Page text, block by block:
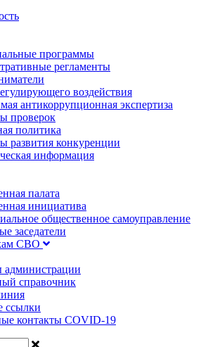
программы
регламенты
воздействия
антикоррупционная экспертиза
проверок
политика
развития конкуренции
информация
палата
инициатива
общественное самоуправление
заседатели
СВО
администрации
справочник
ссылки
контакты COVID-19